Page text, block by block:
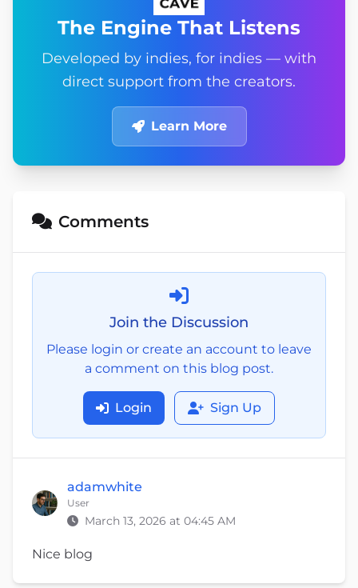
The Engine That Listens
Developed by indies, for indies — with
direct support from the creators.
Learn More
Comments
Join the Discussion
Please login or create an account to leave
a comment on this blog post.
Login Sign Up
adamwhite
User
March 13, 2026 at 04:45 AM
Nice blog